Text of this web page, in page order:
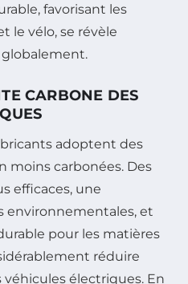
favorisant les
le vélo, se révèle
CARBONE DES
adoptent des
moins carbonées. Des
efficaces, une
environnementales, et
pour les matières
réduire
électriques. En